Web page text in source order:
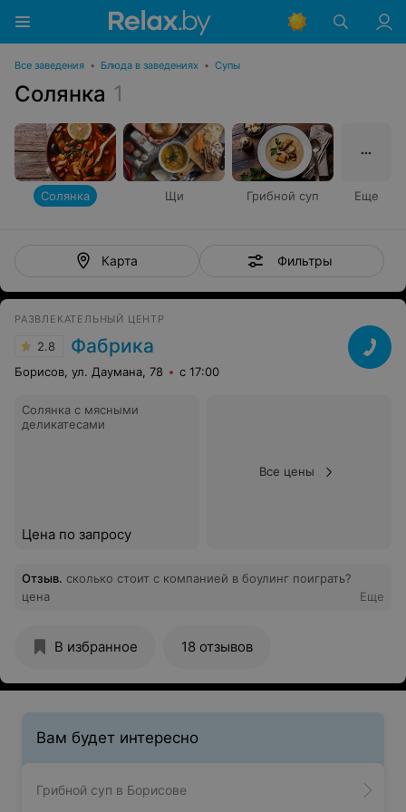
Все заведения • Блюда в заведениях • Супы
Солянка 1
Солянка Щи Грибной суп Еще
Карта Фильтры
РАЗВЛЕКАТЕЛЬНЫЙ ЦЕНТР
2.8 Фабрика
Борисов, ул. Даумана, 78 с 17:00
Солянка с мясными
деликатесами
Цена по запросу
Все цены
Отзыв. сколько стоит с компанией в боулинг поиграть?
цена
Еще
В избранное 18 отзывов
Вам будет интересно
Грибной суп в Борисове